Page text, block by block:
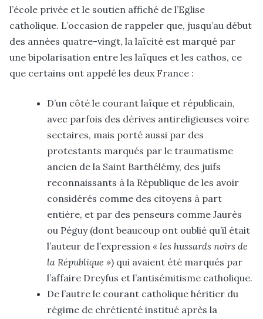
l’école privée et le soutien affiché de l’Eglise
catholique. L’occasion de rappeler que, jusqu’au début
des années quatre-vingt, la laïcité est marqué par
une bipolarisation entre les laïques et les cathos, ce
que certains ont appelé les deux France :
D’un côté le courant laïque et républicain,
avec parfois des dérives antireligieuses voire
sectaires, mais porté aussi par des
protestants marqués par le traumatisme
ancien de la Saint Barthélémy, des juifs
reconnaissants à la République de les avoir
considérés comme des citoyens à part
entière, et par des penseurs comme Jaurès
ou Péguy (dont beaucoup ont oublié qu’il était
l’auteur de l’expression « les hussards noirs de
la République ») qui avaient été marqués par
l’affaire Dreyfus et l’antisémitisme catholique.
De l’autre le courant catholique héritier du
régime de chrétienté institué après la